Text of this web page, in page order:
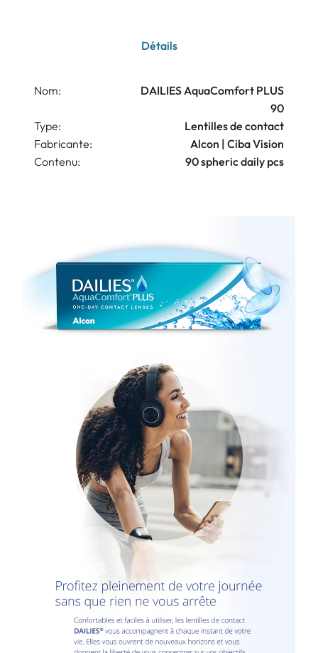
Détails
Nom:
DAILIES AquaComfort PLUS
90
Type:
Lentilles de contact
Fabricante:
Alcon | Ciba Vision
Contenu:
90 spheric daily pcs